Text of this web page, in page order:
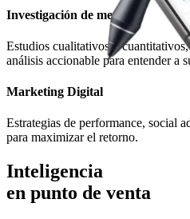
Investigación de mercado
Estudios cualitativos y
análisis accionable para entender a
Marketing Digital
Estrategias de performance, social
para maximizar el retorno.
Inteligencia
en punto de venta